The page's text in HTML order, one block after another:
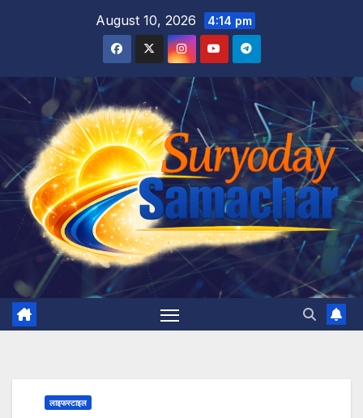
August 10, 2026 4:14 pm
लाइफस्टाइल